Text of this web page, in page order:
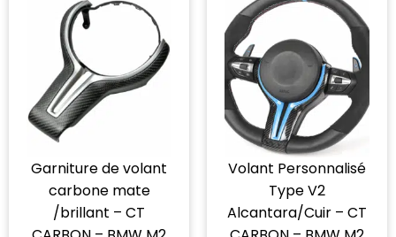
Garniture de volant
carbone mate
/brillant – CT
Volant Personnalisé
Type V2
Alcantara/Cuir – CT